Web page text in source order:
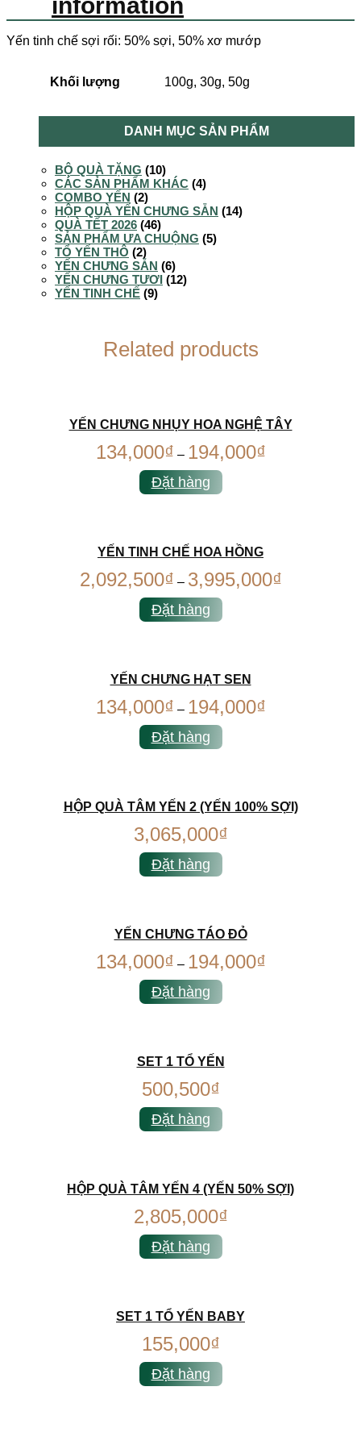
information
Yến tinh chế sợi rối: 50% sợi, 50% xơ mướp
Khối lượng 100g, 30g, 50g
DANH MỤC SẢN PHẨM
BỘ QUÀ TẶNG (10)
CÁC SẢN PHẨM KHÁC (4)
COMBO YẾN (2)
HỘP QUÀ YẾN CHƯNG SẴN (14)
QUÀ TẾT 2026 (46)
SẢN PHẨM ƯA CHUỘNG (5)
TỔ YẾN THÔ (2)
YẾN CHƯNG SẴN (6)
YẾN CHƯNG TƯƠI (12)
YẾN TINH CHẾ (9)
Related products
YẾN CHƯNG NHỤY HOA NGHỆ TÂY
134,000₫ – 194,000₫
Đặt hàng
YẾN TINH CHẾ HOA HỒNG
2,092,500₫ – 3,995,000₫
Đặt hàng
YẾN CHƯNG HẠT SEN
134,000₫ – 194,000₫
Đặt hàng
HỘP QUÀ TÂM YẾN 2 (YẾN 100% SỢI)
3,065,000₫
Đặt hàng
YẾN CHƯNG TÁO ĐỎ
134,000₫ – 194,000₫
Đặt hàng
SET 1 TỔ YẾN
500,500₫
Đặt hàng
HỘP QUÀ TÂM YẾN 4 (YẾN 50% SỢI)
2,805,000₫
Đặt hàng
SET 1 TỔ YẾN BABY
155,000₫
Đặt hàng